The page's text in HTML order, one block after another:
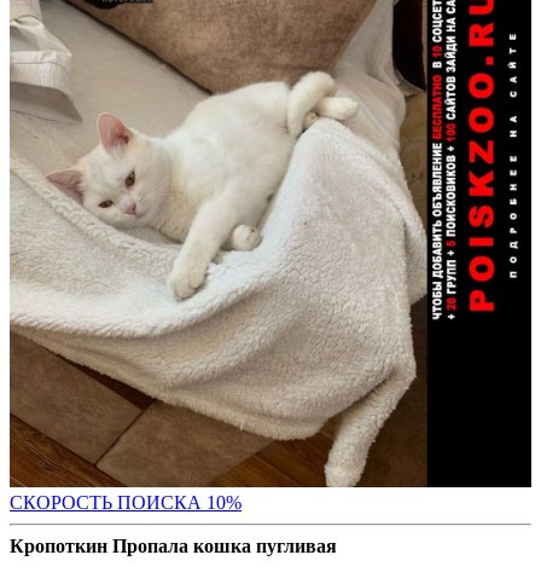
СКОРОСТЬ ПОИСКА 10%
Кропоткин Пропала кошка пугливая